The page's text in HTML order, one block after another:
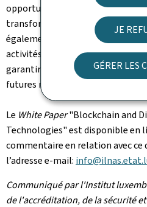
JE
GÉRER LES
opportunités potentiels en
transformation et de croissance
également à favoriser
activités naissantes de
garantir la prise en compte des
futures normes techniques du
Le White Paper"Blockchain and
Technologies" est disponible en
commentaire en relation avec
l’adresse e-mail:
Communiqué par l'Institut
de l'accréditation, de la sécurité